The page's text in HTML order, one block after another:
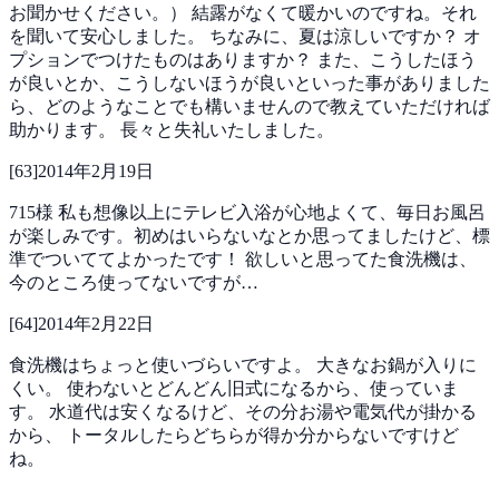
お聞かせください。） 結露がなくて暖かいのですね。それ
を聞いて安心しました。 ちなみに、夏は涼しいですか？ オ
プションでつけたものはありますか？
また、こうしたほう
が良いとか、こうしないほうが良いといった事がありました
ら、どのようなことでも構いませんので教えていただければ
助かります。 長々と失礼いたしました。
[63]2014年2月19日
715様 私も想像以上にテレビ入浴が心地よくて、毎日お風呂
が楽しみです。初めはいらないなとか思ってましたけど、標
準でついててよかったです！ 欲しいと思ってた食洗機は、
今のところ使ってないですが…
[64]2014年2月22日
食洗機はちょっと使いづらいですよ。 大きなお鍋が入りに
くい。 使わないとどんどん旧式になるから、使っていま
す。 水道代は安くなるけど、その分お湯や電気代が掛かる
から、
トータルしたらどちらが得か分からないですけど
ね。